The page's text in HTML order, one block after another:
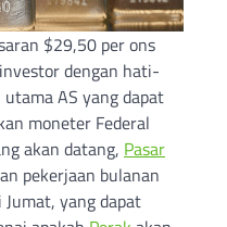
$29,50 per ons
dengan hati-
AS yang dapat
moneter Federal
akan datang, Pasar
pekerjaan bulanan
yang dapat